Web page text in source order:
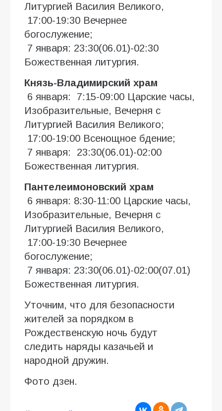
Литургией Василия Великого,
17:00-19:30 Вечернее
богослужение;
7 января: 23:30(06.01)-02:30
Божественная литургия.
Князь-Владимирский храм
6 января: 7:15-09:00 Царские часы,
Изобразительные, Вечерня с
Литургией Василия Великого;
17:00-19:00 Всенощное бдение;
7 января: 23:30(06.01)-02:00
Божественная литургия.
Пантелеимоновский храм
6 января: 8:30-11:00 Царские часы,
Изобразительные, Вечерня с
Литургией Василия Великого,
17:00-19:30 Вечернее
богослужение;
7 января: 23:30(06.01)-02:00(07.01)
Божественная литургия.
Уточним, что для безопасности
жителей за порядком в
Рождественскую ночь будут
следить наряды казачьей и
народной дружин.
Фото дзен.